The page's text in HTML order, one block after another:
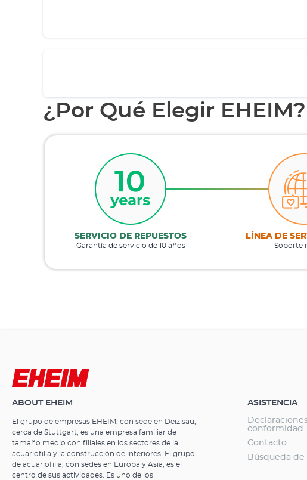
¿Por Qué Elegir EHEIM?
SERVICIO DE REPUESTOS
Garantía de servicio de 10 años
LÍNEA DE
Soporte
ABOUT EHEIM
El grupo de empresas EHEIM, con sede en Deizisau,
cerca de Stuttgart, es una empresa familiar de
tamaño medio con filiales en los sectores de la
acuariofilia y la construcción de interiores. El grupo
de acuariofilia, con sedes en Europa y Asia, es el
centro de sus actividades. Es uno de los
ASISTENCIA
conformidad
Contacto
Búsqueda